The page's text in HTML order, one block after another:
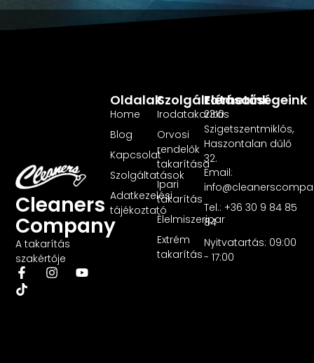
Cleaners
Company
A takarítás
szakértője
Szolgáltatásaink
Irodatakarítás
Orvosi
rendelők
takarítása
Ipari
takarítás
Élelmiszeripar
Extrém
takarítás
Oldalak
Home
Blog
Kapcsolat
Szolgáltatások
Adatkezelési
tájékoztató
Elérhetőségeink
2310
Szigetszentmiklós,
Haszontalan dűlő
32.
Email:
Tel.: +36 30 9 84 85
84
Nyitvatartás: 09:00
- 17:00